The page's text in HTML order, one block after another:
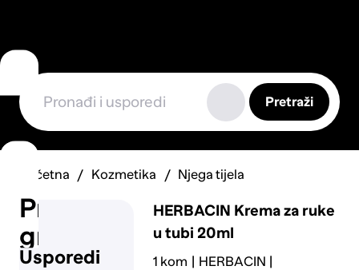
Usporedi
Prijavi
grešku
Pretraži
Početna Kozmetika Njega tijela
HERBACIN Krema za ruke
u tubi 20ml
1 kom
HERBACIN